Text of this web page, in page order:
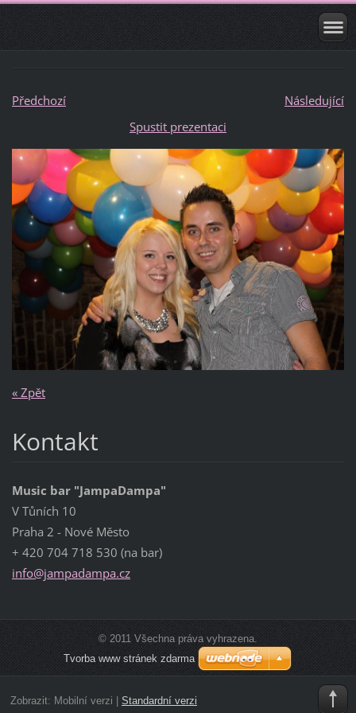
Předchozí
Následující
Spustit prezentaci
« Zpět
Kontakt
Music bar "JampaDampa"
V Tůních 10
Praha 2 - Nové Město
+ 420 704 718 530 (na bar)
info@jampadampa.cz
© 2011 Všechna práva vyhrazena.
Tvorba www stránek zdarma
Zobrazit: Mobilní verzi | Standardní verzi